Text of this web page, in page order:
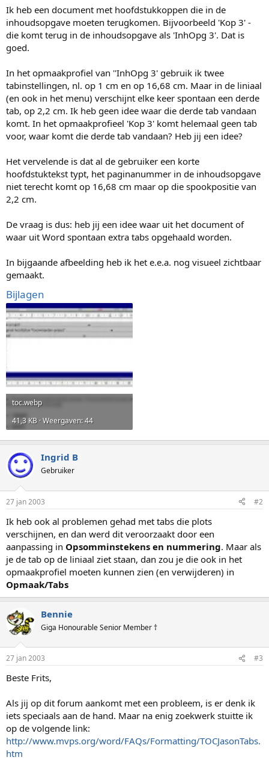
r
Ik heb een document met hoofdstukkoppen die in de
inhoudsopgave moeten terugkomen. Bijvoorbeeld 'Kop 3' -
die komt terug in de inhoudsopgave als 'InhOpg 3'. Dat is
goed.
In het opmaakprofiel van ''InhOpg 3' gebruik ik twee
tabinstellingen, nl. op 1 cm en op 16,68 cm. Maar in de liniaal
(en ook in het menu) verschijnt elke keer spontaan een derde
tab, op 2,2 cm. Ik heb geen idee waar die derde tab vandaan
komt. In het opmaakprofieel 'Kop 3' komt helemaal geen tab
voor, waar komt die derde tab vandaan? Heb jij een idee?
Het vervelende is dat al de gebruiker een korte
hoofdstuktekst typt, het paginanummer in de inhoudsopgave
niet terecht komt op 16,68 cm maar op die spookpositie van
2,2 cm.
De vraag is dus: heb jij een idee waar uit het document of
waar uit Word spontaan extra tabs opgehaald worden.
In bijgaande afbeelding heb ik het e.e.a. nog visueel zichtbaar
gemaakt.
Bijlagen
toc.webp
41,3 KB · Weergaven: 44
Ingrid B
Gebruiker
27 jan 2003 #2
Ik heb ook al problemen gehad met tabs die plots
verschijnen, en dan werd dit veroorzaakt door een
aanpassing in Opsomminstekens en nummering. Maar als
je de tab op de liniaal ziet staan, dan zou je die ook in het
opmaakprofiel moeten kunnen zien (en verwijderen) in
Opmaak/Tabs
Bennie
Giga Honourable Senior Member †
27 jan 2003 #3
Beste Frits,
Als jij op dit forum aankomt met een probleem, is er denk ik
iets speciaals aan de hand. Maar na enig zoekwerk stuitte ik
op de volgende link:
http://www.mvps.org/word/FAQs/Formatting/TOCJasonTabs.
htm